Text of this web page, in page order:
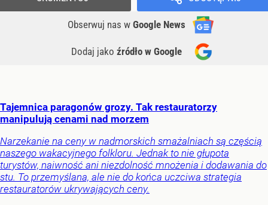
Obserwuj nas w Google News
Dodaj jako źródło w Google
Tajemnica paragonów grozy. Tak restauratorzy
manipulują cenami nad morzem
Narzekanie na ceny w nadmorskich smażalniach są częścią
naszego wakacyjnego folkloru. Jednak to nie głupota
turystów, naiwność ani niezdolność mnożenia i dodawania do
stu. To przemyślana, ale nie do końca uczciwa strategia
restauratorów ukrywających ceny.